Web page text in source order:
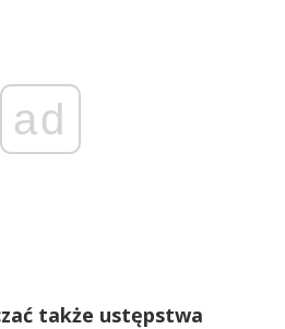
ad
także ustępstwa